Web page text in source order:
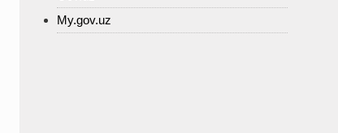
My.gov.uz